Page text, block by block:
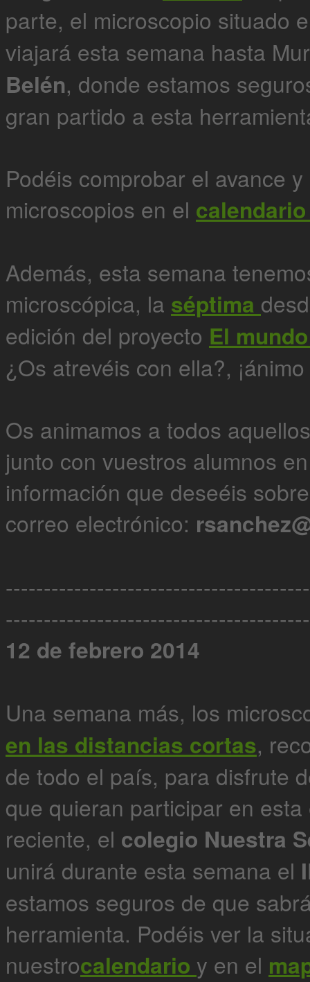
parte, el microscopio situado
viajará esta semana hasta
Belén, donde estamos
gran partido a esta
Podéis comprobar el avance
microscopios en el calendario
Además, esta semana
microscópica, la séptima
edición del proyecto El
¿Os atrevéis con ella?,
Os animamos a todos
junto con vuestros alumnos
información que deseéis
correo electrónico:
12 de febrero 2014
Una semana más, los
en las distancias cortas,
de todo el país, para disfrute
que quieran participar en
reciente, el colegio Nuestra
unirá durante esta semana el
estamos seguros de que
herramienta. Podéis ver la
nuestrocalendario y en el